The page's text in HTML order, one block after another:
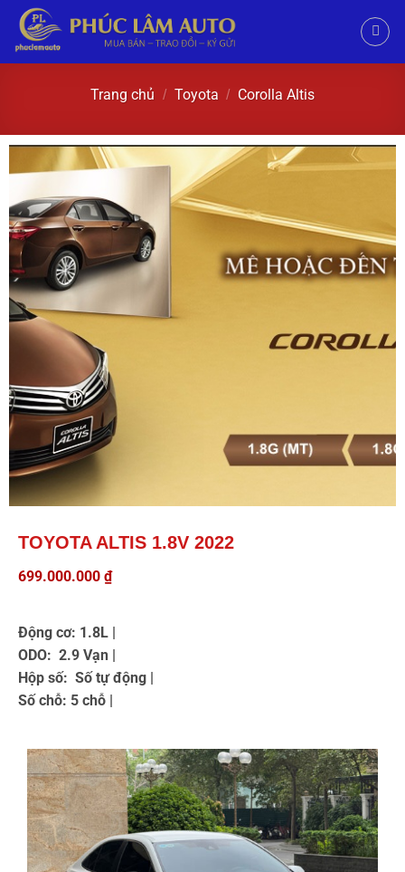
Trang chủ / Toyota / Corolla Altis
TOYOTA ALTIS 1.8V 2022
699.000.000 ₫
Động cơ: 1.8L |
ODO: 2.9 Vạn |
Hộp số: Số tự động |
Số chỗ: 5 chỗ |